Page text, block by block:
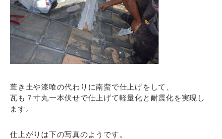
葺き土や漆喰の代わりに南蛮で仕上げをして、
瓦も７寸丸一本伏せで仕上げて軽量化と耐震化を実現し
ます。
仕上がりは下の写真のようです。